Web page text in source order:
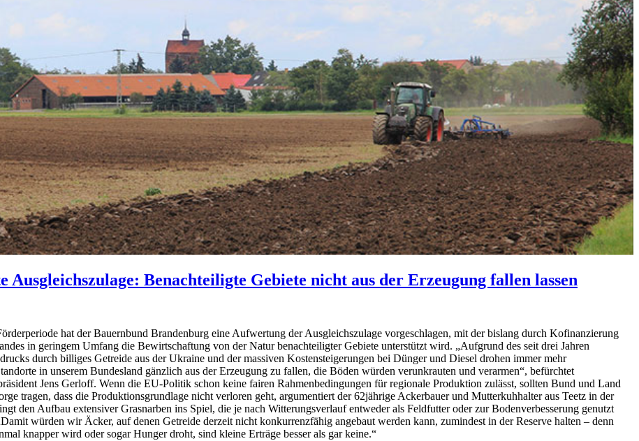
Benachteiligte Gebiete nicht aus der Erzeugung fallen lassen
hat der Bauernbund Brandenburg eine Aufwertung der Ausgleichszulage vorgeschlagen, mit der bislang durch Kofinanzierung
in geringem Umfang die Bewirtschaftung von der Natur benachteiligter Gebiete unterstützt wird. „Aufgrund des seit drei Jahren
durch billiges Getreide aus der Ukraine und der massiven Kostensteigerungen bei Dünger und Diesel drohen immer mehr
in unserem Bundesland gänzlich aus der Erzeugung zu fallen, die Böden würden verunkrauten und verarmen“, befürchtet
Jens Gerloff. Wenn die EU-Politik schon keine fairen Rahmenbedingungen für regionale Produktion zulässt, sollten Bund und Land
tragen, dass die Produktionsgrundlage nicht verloren geht, argumentiert der 62jährige Ackerbauer und Mutterkuhhalter aus Teetz in der
den Aufbau extensiver Grasnarben ins Spiel, die je nach Witterungsverlauf entweder als Feldfutter oder zur Bodenverbesserung genutzt
würden wir Äcker, auf denen Getreide derzeit nicht konkurrenzfähig angebaut werden kann, zumindest in der Reserve halten – denn
knapper wird oder sogar Hunger droht, sind kleine Erträge besser als gar keine.“